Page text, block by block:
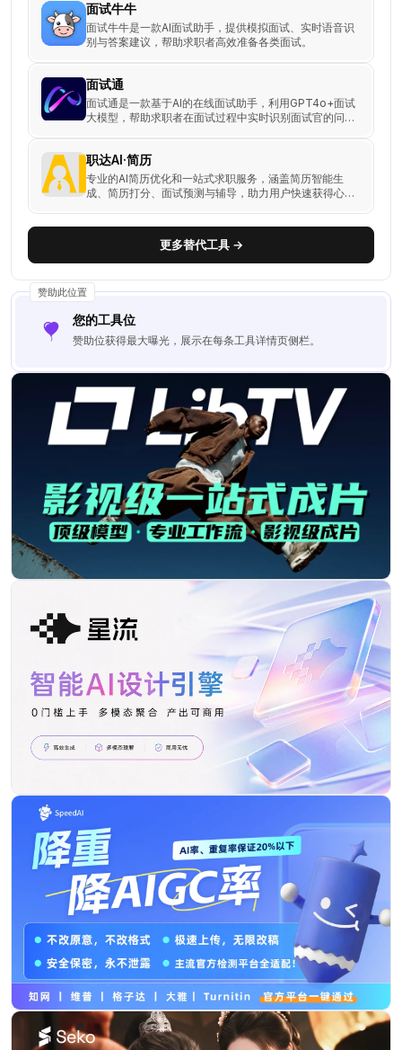
面试牛牛
面试牛牛是一款AI面试助手，提供模拟面试、实时语音识
别与答案建议，帮助求职者高效准备各类面试。
面试通
面试通是一款基于AI的在线面试助手，利用GPT4o+面试
大模型，帮助求职者在面试过程中实时识别面试官的问
职达AI·简历
专业的AI简历优化和一站式求职服务，涵盖简历智能生
成、简历打分、面试预测与辅导，助力用户快速获得心仪
更多替代工具 →
赞助此位置
您的工具位
赞助位获得最大曝光，展示在每条工具详情页侧栏。